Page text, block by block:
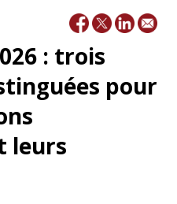
: trois
pour
leurs